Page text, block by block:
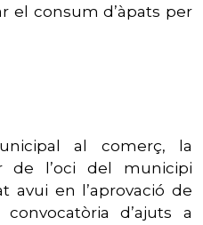
el consum d’àpats per
al comerç, la
de l’oci del municipi
avui en l’aprovació de
d’ajuts a